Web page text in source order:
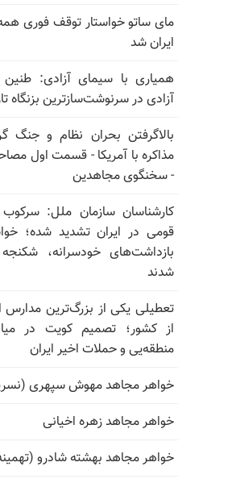
مای ساتو خواستار توقف فوری
ایران شد
همیاری با سیمای آزادی:
آزادی در سرنوشت‌سازترین بزنگاه
بالا‌گرفتن بحران نظام و جنگ
مذاکره با آمریکا - قسمت اول
- سخنگوی مجاهدین
کارشناسان سازمان ملل:
قومی در ایران تشدید شده؛
بازداشت‌های خودسرانه،
شدند
تعطیلی یکی از بزرگ‌ترین مدارس
از کشور؛ تصمیم کویت در
منطقه‌یی و حملات اخیر ایران
خواهر مجاهد مهوش سپهری
خواهر مجاهد زهره اخیانی
خواهر مجاهد بهشته شادرو